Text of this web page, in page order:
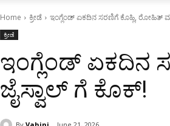
Home ಕ್ರೀಡೆ ಇಂಗ್ಲೆಂಡ್ ಏಕದಿನ ಸರಣಿಗೆ ಕೊಹ್ಲಿ, ರೋಹಿತ್
ಕ್ರೀಡೆ
ಇಂಗ್ಲೆಂಡ್ ಏಕದಿನ
ಜೈಸ್ವಾಲ್ ಗೆ ಕೊಕ್!